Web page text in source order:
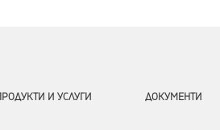
И УСЛУГИ ДОКУМЕНТИ